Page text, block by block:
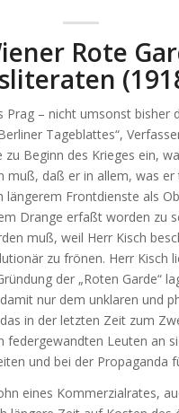
Rote
Prag – nicht umsonst bisher
Tageblattes“,
zu Beginn des Krieges ein,
daß er in allem, was
Frontdienste als
Drange erfaßt worden zu
muß, weil Herr Kisch
zu frönen. Herr Kisch
der „Roten Garde“
nur dem unklaren und
in der letzten Zeit zum
Leuten an
und bei der Propaganda
eines Kommerzialrates,